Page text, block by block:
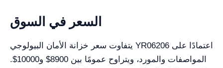
السعر في السوق
يتفاوت سعر خزانة الأمان البيولوجي YR06206 اعتمادًا على
المواصفات والمورد، ويتراوح عمومًا بين 8900$ و10000$.